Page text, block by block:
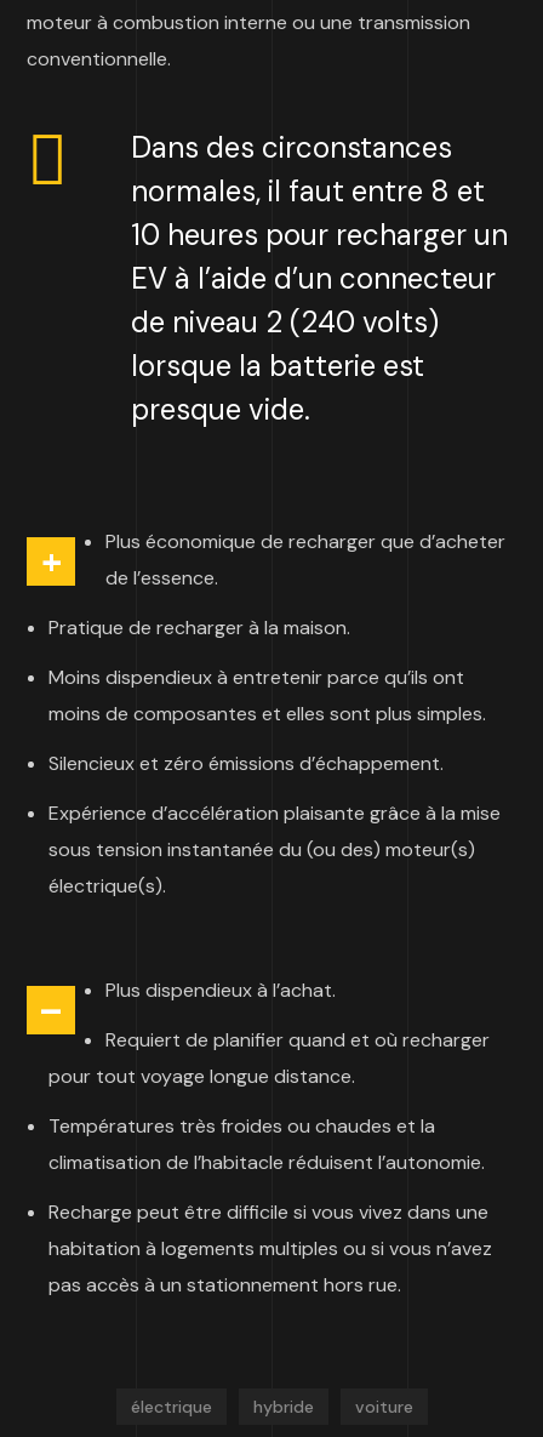
moteur à combustion interne ou une transmission
conventionnelle.
Dans des circonstances
normales, il faut entre 8 et
10 heures pour recharger un
EV à l’aide d’un connecteur
de niveau 2 (240 volts)
lorsque la batterie est
presque vide.
+
Plus économique de recharger que d’acheter
de l’essence.
Pratique de recharger à la maison.
Moins dispendieux à entretenir parce qu’ils ont
moins de composantes et elles sont plus simples.
Silencieux et zéro émissions d’échappement.
Expérience d’accélération plaisante grâce à la mise
sous tension instantanée du (ou des) moteur(s)
électrique(s).
–
Plus dispendieux à l’achat.
Requiert de planifier quand et où recharger
pour tout voyage longue distance.
Températures très froides ou chaudes et la
climatisation de l’habitacle réduisent l’autonomie.
Recharge peut être difficile si vous vivez dans une
habitation à logements multiples ou si vous n’avez
pas accès à un stationnement hors rue.
électrique hybride voiture